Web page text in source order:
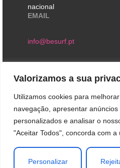
Valorizamos a sua
Utilizamos cookies para
navegação, apresentar
personalizados e analisar o
"Aceitar Todos", concorda com a
Personalizar
nacional
EMAIL
info@besurf.pt
BeSurf © 2025. Todos os